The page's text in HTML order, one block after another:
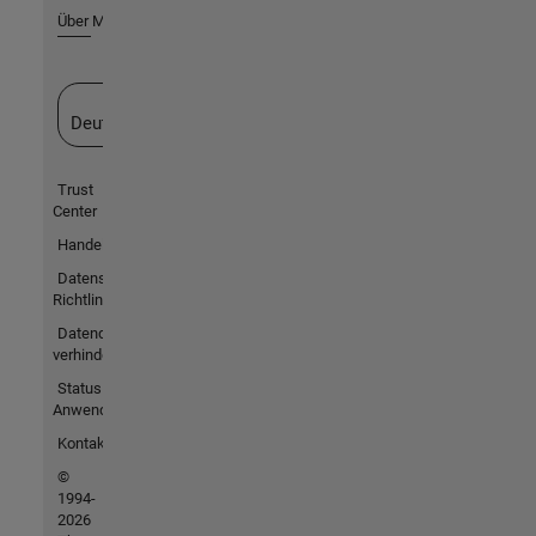
Über MathWorks
Deutschland
Trust
Center
Handelsmarken
Datenschutz-
Richtlinien
Datendiebstahl
verhindern
Status von
Anwendungen
Kontakt
©
1994-
2026